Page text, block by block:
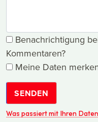
Benachrichtigung
Kommentaren?
Meine Daten
SENDEN
Was passiert mit Ihren